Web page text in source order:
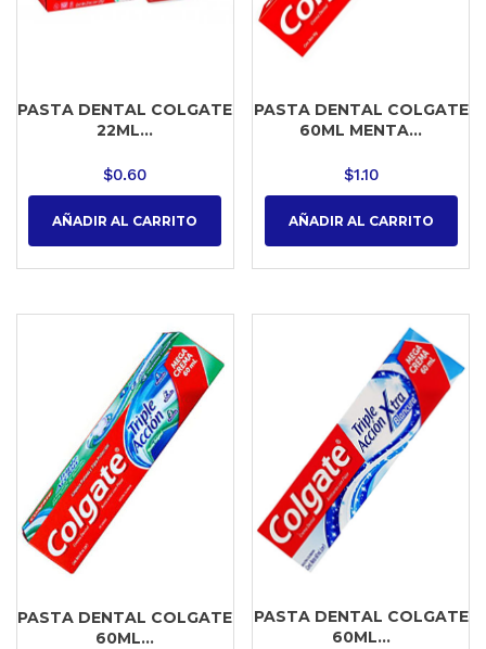
PASTA DENTAL COLGATE
22ML...
$0.60
AÑADIR AL CARRITO
PASTA DENTAL COLGATE
60ML MENTA...
$1.10
AÑADIR AL CARRITO
PASTA DENTAL COLGATE
60ML...
PASTA DENTAL COLGATE
60ML...